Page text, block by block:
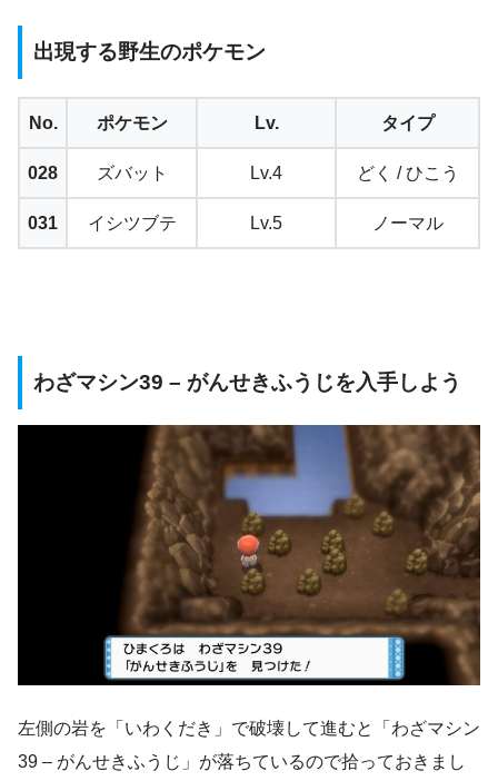
出現する野生のポケモン
No. ポケモン Lv. タイプ
028 ズバット Lv.4 どく / ひこう
031 イシツブテ Lv.5 ノーマル
わざマシン39 – がんせきふうじを入手しよう
左側の岩を「いわくだき」で破壊して進むと「わざマシン
39 – がんせきふうじ」が落ちているので拾っておきまし